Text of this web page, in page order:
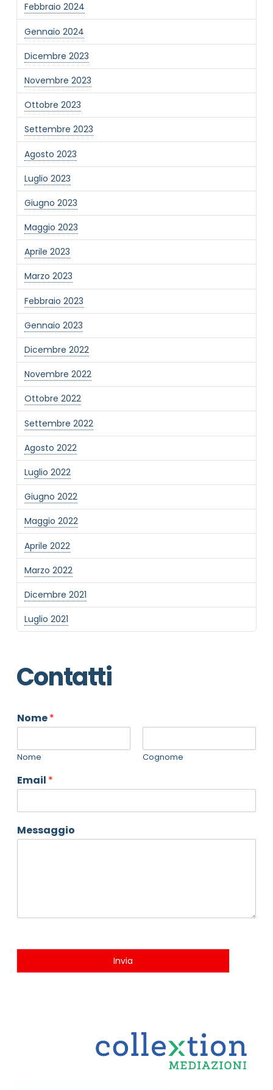
Febbraio 2024
Gennaio 2024
Dicembre 2023
Novembre 2023
Ottobre 2023
Settembre 2023
Agosto 2023
Luglio 2023
Giugno 2023
Maggio 2023
Aprile 2023
Marzo 2023
Febbraio 2023
Gennaio 2023
Dicembre 2022
Novembre 2022
Ottobre 2022
Settembre 2022
Agosto 2022
Luglio 2022
Giugno 2022
Maggio 2022
Aprile 2022
Marzo 2022
Dicembre 2021
Luglio 2021
Contatti
Nome*
Nome Cognome
Email *
Messaggio
Invia